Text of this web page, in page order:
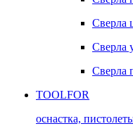
Сверла
Сверла
Сверла
TOOLFOR
оснастка,